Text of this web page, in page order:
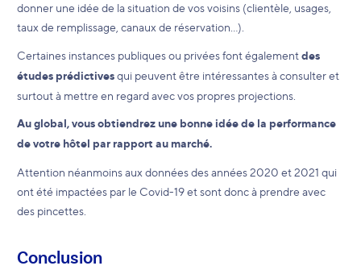
donner une idée de la situation de vos voisins (clientèle, usages,
taux de remplissage, canaux de réservation…).
Certaines instances publiques ou privées font égalementdes
études prédictivesqui peuvent être intéressantes à consulter et
surtout à mettre en regard avec vos propres projections.
Au global, vous obtiendrez une bonne idée de la performance
de votre hôtel par rapport au marché.
Attention néanmoins aux données des années 2020 et 2021 qui
ont été impactées par le Covid-19 et sont donc à prendre avec
des pincettes.
Conclusion